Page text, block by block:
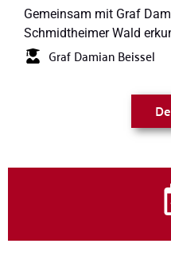
Gemeinsam mit Graf
Schmidtheimer Wald
Graf Damian Beissel